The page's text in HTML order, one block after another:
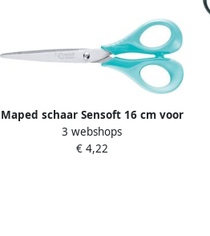
Maped schaar Sensoft 16 cm voor
rechtshandigen met scherpe
punt
3 webshops
€ 4,22